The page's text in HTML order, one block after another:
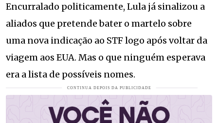
Encurralado politicamente, Lula já sinalizou a
aliados que pretende bater o martelo sobre
uma nova indicação ao STF logo após voltar da
viagem aos EUA. Mas o que ninguém esperava
era a lista de possíveis nomes.